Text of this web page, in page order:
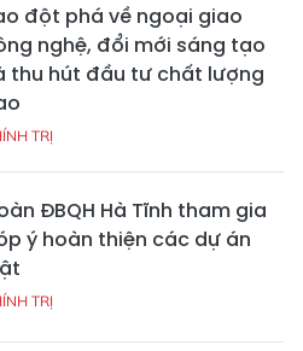
đột phá về ngoại giao
nghệ, đổi mới sáng tạo
thu hút đầu tư chất lượng
TRỊ
ĐBQH Hà Tĩnh tham gia
ý hoàn thiện các dự án
TRỊ